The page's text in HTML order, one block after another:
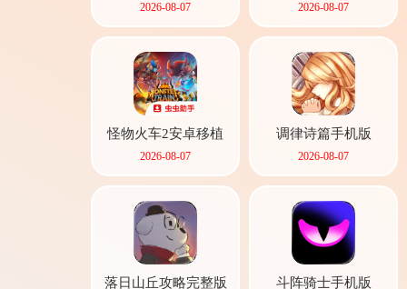
恋爱养成沙盒模组 赛车竞速策略塔防
冒险解谜街机格斗模拟经营 音乐游戏单机游戏战争策略
2026-08-07 2026-08-07
怪物火车2安卓移植
版
2026-08-07
调律诗篇手机版
2026-08-07
落日山丘攻略完整版 斗阵骑士手机版